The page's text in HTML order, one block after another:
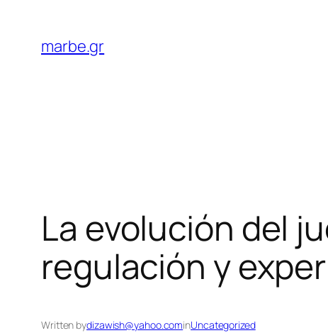
content
marbe.gr
La evolución del
regulación y
Written bydizawish@yahoo.cominUncategorized